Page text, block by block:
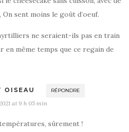
On sent moins le goût d’oeuf.
ne seraient-ils pas en train
en même temps que ce regain de
OISEAU RÉPONDRE
at 9 h 05 min
sûrement !